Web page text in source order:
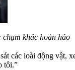
khắc hoàn hảo
các loài động vật,
tôi.”